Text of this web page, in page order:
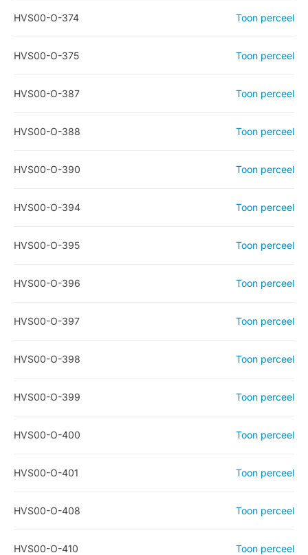
HVS00-O-374 Toon perceel
HVS00-O-375 Toon perceel
HVS00-O-387 Toon perceel
HVS00-O-388 Toon perceel
HVS00-O-390 Toon perceel
HVS00-O-394 Toon perceel
HVS00-O-395 Toon perceel
HVS00-O-396 Toon perceel
HVS00-O-397 Toon perceel
HVS00-O-398 Toon perceel
HVS00-O-399 Toon perceel
HVS00-O-400 Toon perceel
HVS00-O-401 Toon perceel
HVS00-O-408 Toon perceel
HVS00-O-410 Toon perceel